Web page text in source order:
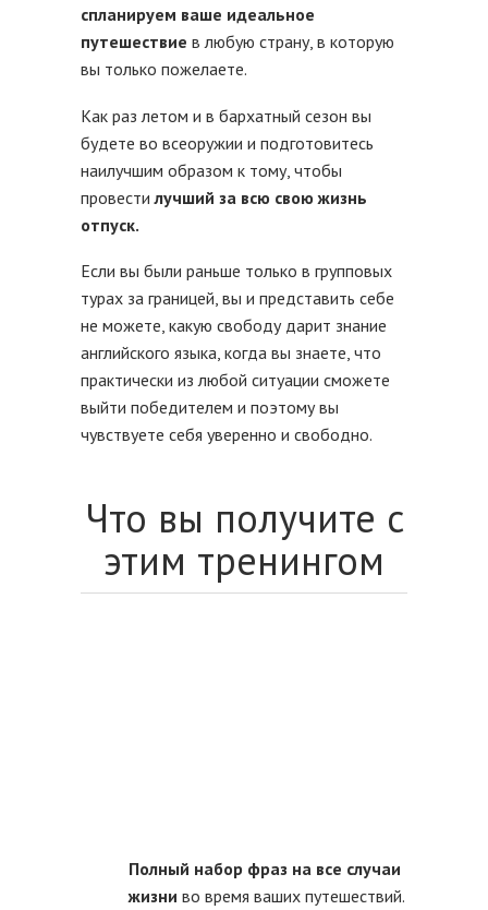
спланируем ваше идеальное
путешествие в любую страну, в которую
вы только пожелаете.
Как раз летом и в бархатный сезон вы
будете во всеоружии и подготовитесь
наилучшим образом к тому, чтобы
провестилучший за всю свою жизнь
отпуск.
Если вы были раньше только в групповых
турах за границей, вы и представить себе
не можете, какую свободу дарит знание
английского языка, когда вы знаете, что
практически из любой ситуации сможете
выйти победителем и поэтому вы
чувствуете себя уверенно и свободно.
Что вы получите с
этим тренингом
Полный набор фраз на все случаи
жизни во время ваших путешествий.